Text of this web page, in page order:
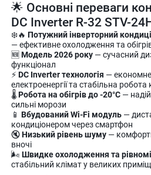
🌟 Основні переваги
DC Inverter R-32 STV-
❄️🔥 Потужний інверторний
— ефективне охолодження та
🆕 Модель 2026 року— сучасний
функціонал
⚡DC Inverter технологія —
електроенергії та стабільна
🌡Робота на обігрів до -20°C—
сильні морози
📱 Вбудований Wi-Fi модуль—
кондиціонером через смартфон
🔇Низький рівень шуму—
вночі
🌬Швидке охолодження та
стабільний клімат у великих